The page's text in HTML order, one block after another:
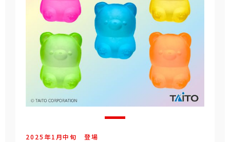
2025年1 月中旬 登場